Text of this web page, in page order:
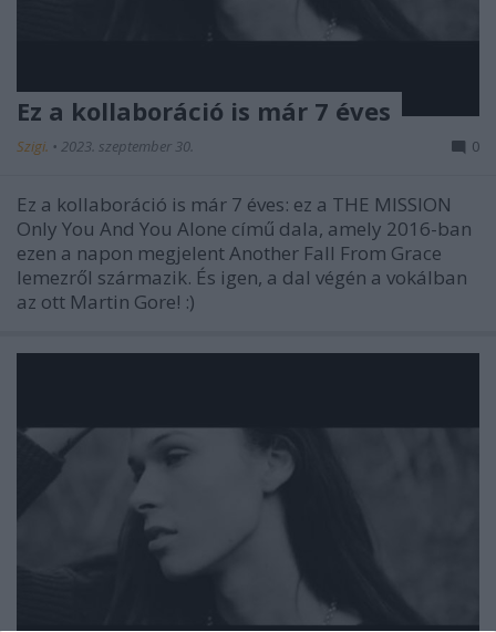
Ez a kollaboráció is már 7 éves
Szigi. • 2023. szeptember 30. 0
Ez a kollaboráció is már 7 éves: ez a THE MISSION
Only You And You Alone című dala, amely 2016-ban
ezen a napon megjelent Another Fall From Grace
lemezről származik. És igen, a dal végén a vokálban
az ott Martin Gore! :)